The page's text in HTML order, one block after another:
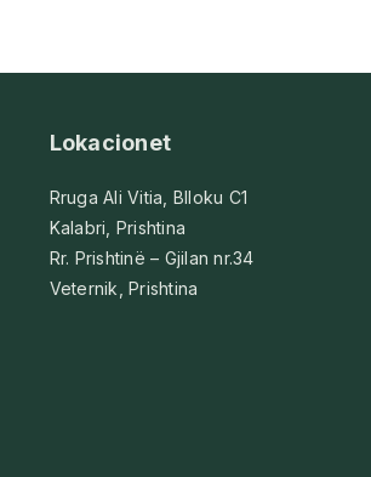
Lokacionet
Rruga Ali Vitia, Blloku C1
Kalabri, Prishtina
Rr. Prishtinë – Gjilan nr.34
Veternik, Prishtina